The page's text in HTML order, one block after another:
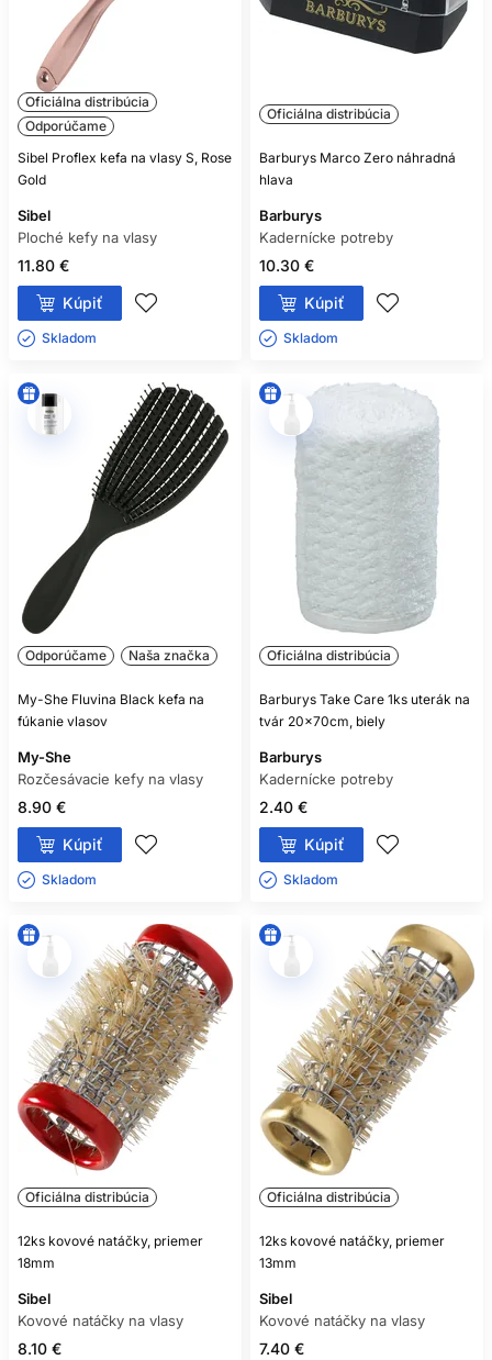
Oficiálna distribúcia
Odporúčame
Sibel Proflex kefa na vlasy S, Rose
Gold
Sibel
Ploché kefy na vlasy
11.80 €
Kúpiť
Skladom ㅤ
Oficiálna distribúcia
Barburys Marco Zero náhradná
hlava
Barburys
Kadernícke potreby
10.30 €
Kúpiť
Skladom ㅤ
Odporúčame Naša značka
My-She Fluvina Black kefa na
fúkanie vlasov
My-She
Rozčesávacie kefy na vlasy
8.90 €
Kúpiť
Skladom ㅤ
Oficiálna distribúcia
Barburys Take Care 1ks uterák na
tvár 20x70cm, biely
Barburys
Kadernícke potreby
2.40 €
Kúpiť
Skladom ㅤ
Oficiálna distribúcia
12ks kovové natáčky, priemer
18mm
Sibel
Kovové natáčky na vlasy
8.10 €
Oficiálna distribúcia
12ks kovové natáčky, priemer
13mm
Sibel
Kovové natáčky na vlasy
7.40 €